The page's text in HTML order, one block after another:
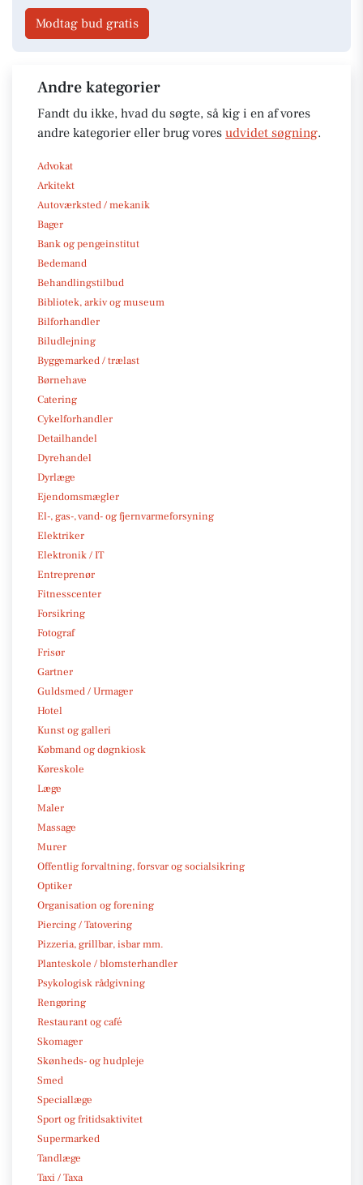
Modtag bud gratis
Andre kategorier
Fandt du ikke, hvad du søgte, så kig i en af vores
andre kategorier eller brug vores udvidet søgning.
Advokat
Arkitekt
Autoværksted / mekanik
Bager
Bank og pengeinstitut
Bedemand
Behandlingstilbud
Bibliotek, arkiv og museum
Bilforhandler
Biludlejning
Byggemarked / trælast
Børnehave
Catering
Cykelforhandler
Detailhandel
Dyrehandel
Dyrlæge
Ejendomsmægler
El-, gas-, vand- og fjernvarmeforsyning
Elektriker
Elektronik / IT
Entreprenør
Fitnesscenter
Forsikring
Fotograf
Frisør
Gartner
Guldsmed / Urmager
Hotel
Kunst og galleri
Købmand og døgnkiosk
Køreskole
Læge
Maler
Massage
Murer
Offentlig forvaltning, forsvar og socialsikring
Optiker
Organisation og forening
Piercing / Tatovering
Pizzeria, grillbar, isbar mm.
Planteskole / blomsterhandler
Psykologisk rådgivning
Rengøring
Restaurant og café
Skomager
Skønheds- og hudpleje
Smed
Speciallæge
Sport og fritidsaktivitet
Supermarked
Tandlæge
Taxi / Taxa